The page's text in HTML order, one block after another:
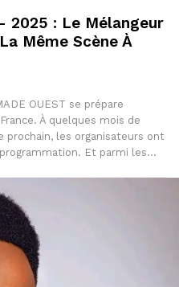
2025 : Le Mélangeur
Même Scène À
OUEST se prépare
À quelques mois de
prochain, les organisateurs ont
Et parmi les…